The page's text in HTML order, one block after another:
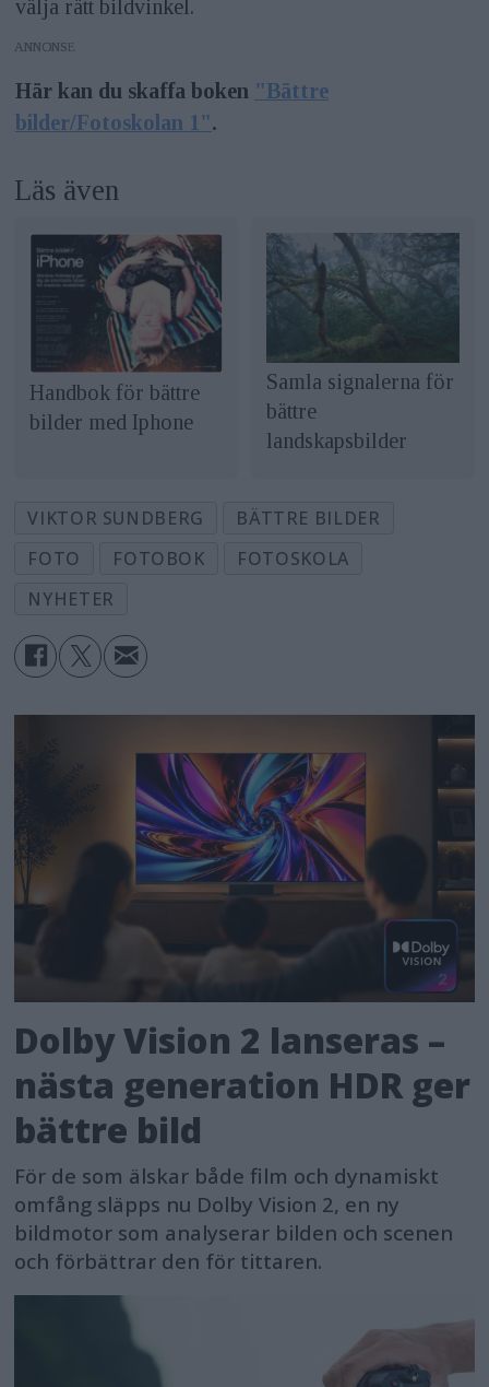
välja rätt bildvinkel.
ANNONS
Här kan du skaffa boken "Bättre
bilder/Fotoskolan 1".
Läs även
Handbok för bättre
bilder med Iphone
Samla signalerna för
bättre
landskapsbilder
VIKTOR SUNDBERG
BÄTTRE BILDER
FOTO
FOTOBOK
FOTOSKOLA
NYHETER
Dolby Vision 2 lanseras –
nästa generation HDR ger
bättre bild
För de som älskar både film och dynamiskt
omfång släpps nu Dolby Vision 2, en ny
bildmotor som analyserar bilden och scenen
och förbättrar den för tittaren.